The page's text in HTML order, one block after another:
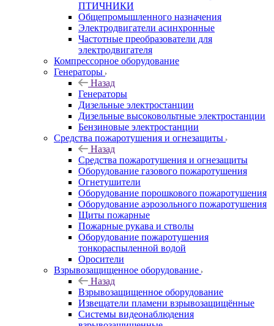
ПТИЧНИКИ
Общепромышленного назначения
Электродвигатели асинхронные
Частотные преобразователи для
электродвигателя
Компрессорное оборудование
Генераторы
Назад
Генераторы
Дизельные электростанции
Дизельные высоковольтные электростанции
Бензиновые электростанции
Средства пожаротушения и огнезащиты
Назад
Средства пожаротушения и огнезащиты
Оборудование газового пожаротушения
Огнетушители
Оборудование порошкового пожаротушения
Оборудование аэрозольного пожаротушения
Щиты пожарные
Пожарные рукава и стволы
Оборудование пожаротушения
тонкораспыленной водой
Оросители
Взрывозащищенное оборудование
Назад
Взрывозащищенное оборудование
Извещатели пламени взрывозащищённые
Системы видеонаблюдения